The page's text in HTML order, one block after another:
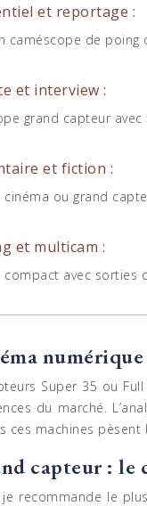
et reportage :
caméscope de
et interview :
grand capteur
et fiction :
cinéma ou grand
et multicam :
compact avec sorties
Super 35 ou
du marché.
ces machines
capteur :
je recommande le